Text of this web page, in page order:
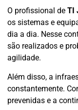
O profissional de TI
os sistemas e
dia a dia. Nesse
são realizados e
agilidade.
Além disso, a
constantemente.
prevenidas e a